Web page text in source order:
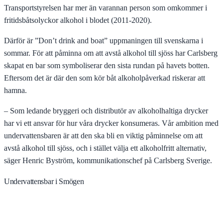
Transportstyrelsen har mer än varannan person som omkommer i
fritidsbåtsolyckor alkohol i blodet (2011-2020).
Därför är ”Don’t drink and boat” uppmaningen till svenskarna i
sommar. För att påminna om att avstå alkohol till sjöss har Carlsberg
skapat en bar som symboliserar den sista rundan på havets botten.
Eftersom det är där den som kör båt alkoholpåverkad riskerar att
hamna.
– Som ledande bryggeri och distributör av alkoholhaltiga drycker
har vi ett ansvar för hur våra drycker konsumeras. Vår ambition med
undervattensbaren är att den ska bli en viktig påminnelse om att
avstå alkohol till sjöss, och i stället välja ett alkoholfritt alternativ,
säger Henric Byström, kommunikationschef på Carlsberg Sverige.
Undervattensbar i Smögen